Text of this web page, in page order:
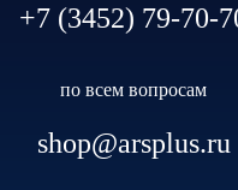
+7 (3452) 79-70-
по всем вопросам
shop@arsplus.ru